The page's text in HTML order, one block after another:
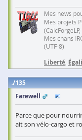
Mes news
Mes projets
Mes chans
(UTF-8)
Liberté,
135
Farewell
Parce que pour
ait son vélo-cargo et